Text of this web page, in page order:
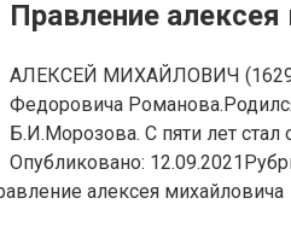
Правление
АЛЕКСЕЙ МИХАЙЛОВИЧ
Федоровича
Б.И.Морозова. С пяти лет стал
Опубликовано: 12.09.2021